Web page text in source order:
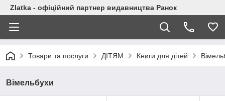
Zlatka - офіційний партнер видавництва Ранок
Товари та послуги ДІТЯМ Книги для дітей
Вімельбухи